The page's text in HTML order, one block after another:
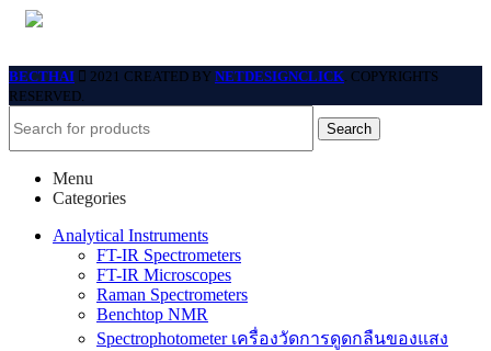
BECTHAI 2021 CREATED BY NETDESIGNCLICK. COPYRIGHTS
RESERVED.
Search
Menu
Categories
Analytical Instruments
FT-IR Spectrometers
FT-IR Microscopes
Raman Spectrometers
Benchtop NMR
Spectrophotometer เครื่องวัดการดูดกลืนของแสง